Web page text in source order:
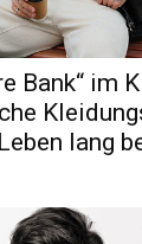
Bank“ im
lang